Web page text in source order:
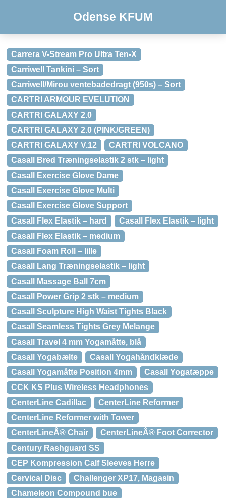
Odense KFUM
Carrera V-Stream Pro Ultra Ten-X
Carriwell Tankini – Sort
Carriwell/Mirou ventebadedragt (950s) – Sort
CARTRI ARMOUR EVELUTION
CARTRI GALAXY 2.0
CARTRI GALAXY 2.0 (PINK/GREEN)
CARTRI GALAXY V.12
CARTRI VOLCANO
Casall Bred Træningselastik 2 stk – light
Casall Exercise Glove Dame
Casall Exercise Glove Multi
Casall Exercise Glove Support
Casall Flex Elastik – hard
Casall Flex Elastik – light
Casall Flex Elastik – medium
Casall Foam Roll – lille
Casall Lang Træningselastik – light
Casall Massage Ball 7cm
Casall Power Grip 2 stk – medium
Casall Sculpture High Waist Tights Black
Casall Seamless Tights Grey Melange
Casall Travel 4 mm Yogamåtte, blå
Casall Yogabælte
Casall Yogahåndklæde
Casall Yogamåtte Position 4mm
Casall Yogatæppe
CCK KS Plus Wireless Headphones
CenterLine Cadillac
CenterLine Reformer
CenterLine Reformer with Tower
CenterLineÂ® Chair
CenterLineÂ® Foot Corrector
Century Rashguard SS
CEP Kompression Calf Sleeves Herre
Cervical Disc
Challenger XP17, Magasin
Chameleon Compound bue